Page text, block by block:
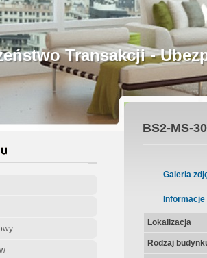
Pośrednictwo
Transakcji -
Pośrednicy
Zwrotu Zadatku
Umowa
BS2-MS-
Galeria
Informacje
Lokalizacja
Rodzaj